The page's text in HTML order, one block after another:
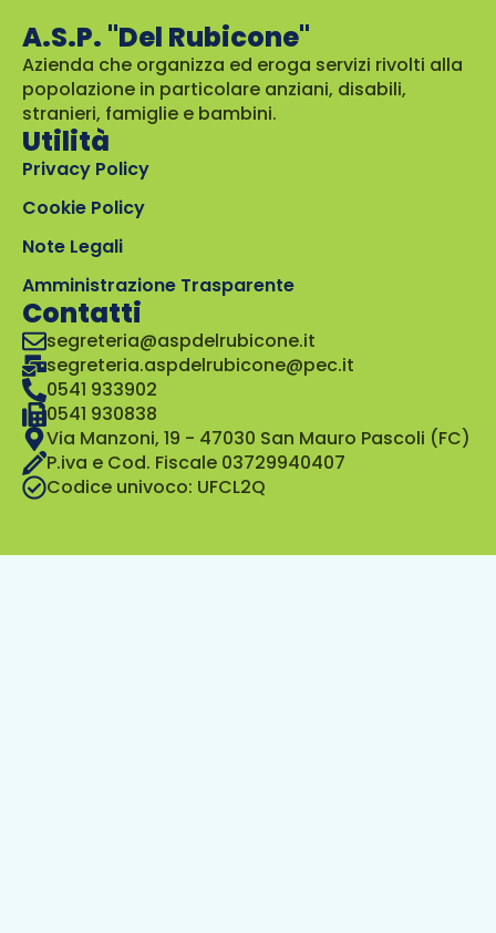
A.S.P. "Del Rubicone"
Azienda che organizza ed eroga servizi rivolti alla
popolazione in particolare anziani, disabili,
stranieri, famiglie e bambini.
Utilità
Privacy Policy
Cookie Policy
Note Legali
Amministrazione Trasparente
Contatti
segreteria@aspdelrubicone.it
segreteria.aspdelrubicone@pec.it
0541 933902
0541 930838
Via Manzoni, 19 - 47030 San Mauro Pascoli (FC)
P.iva e Cod. Fiscale 03729940407
Codice univoco: UFCL2Q